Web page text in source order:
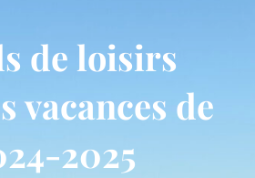
de loisirs
vacances de
2025